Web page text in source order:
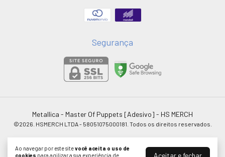
Ao navegar por este sitevocê aceita o uso de
cookies para agilizar a sua experiência de Aceitar e fechar
Segurança
Metallica - Master Of Puppets [Adesivo] - HS MERCH
©2026. HSMERCH LTDA - 58051075000181. Todos os direitos reservados.